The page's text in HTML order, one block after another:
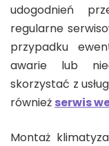
udogodnień
regularne
przypadku
awarie lub
skorzystać z
również serwis
Montaż